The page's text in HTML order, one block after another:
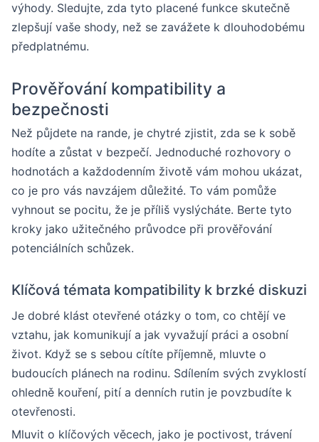
výhody. Sledujte, zda tyto placené funkce skutečně
zlepšují vaše shody, než se zavážete k dlouhodobému
předplatnému.
Prověřování kompatibility a
bezpečnosti
Než půjdete na rande, je chytré zjistit, zda se k sobě
hodíte a zůstat v bezpečí. Jednoduché rozhovory o
hodnotách a každodenním životě vám mohou ukázat,
co je pro vás navzájem důležité. To vám pomůže
vyhnout se pocitu, že je příliš vyslýcháte. Berte tyto
kroky jako užitečného průvodce při prověřování
potenciálních schůzek.
Klíčová témata kompatibility k brzké diskuzi
Je dobré klást otevřené otázky o tom, co chtějí ve
vztahu, jak komunikují a jak vyvažují práci a osobní
život. Když se s sebou cítíte příjemně, mluvte o
budoucích plánech na rodinu. Sdílením svých zvyklostí
ohledně kouření, pití a denních rutin je povzbudíte k
otevřenosti.
Mluvit o klíčových věcech, jako je poctivost, trávení